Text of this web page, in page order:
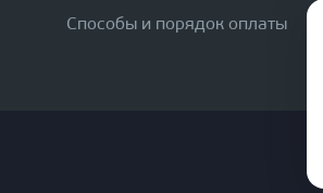
Способы и порядок оплаты